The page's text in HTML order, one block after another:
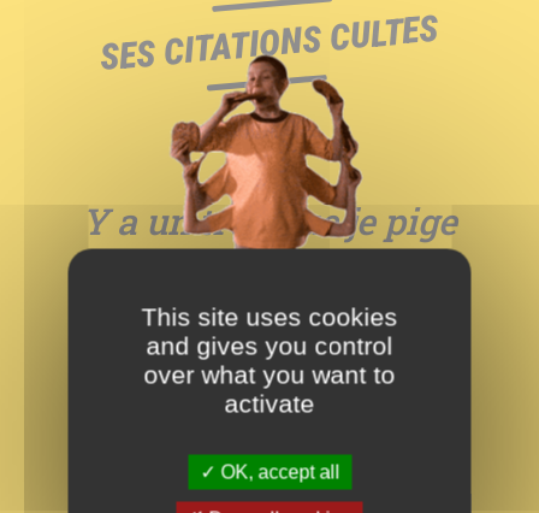
This site uses cookies
and gives you control
over what you want to
activate
OK, accept all
SES CITATIONS CULTES
Y a un truc que je pige
les adversaires, ils ont
toujours des maillots
différents ?